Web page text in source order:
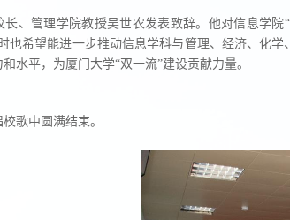
长、管理学院教授吴世农发表致辞。他对信息学
也希望能进一步推动信息学科与管理、经济、化
水平，为厦门大学“双一流”建设贡献力量。
歌中圆满结束。